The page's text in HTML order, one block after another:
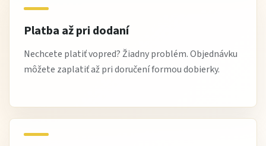
odborné poradenstvo pri výbere a kombinovaní kresiel
Najčastejšie otázky
Áno, vysoké operadlo a ergonomický tvar zaručujú
Platba až pri dodaní
Nechcete platiť vopred? Žiadny problém. Objednávku
môžete zaplatiť až pri doručení formou dobierky.